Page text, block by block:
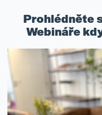
Prohlédněte
Webináře